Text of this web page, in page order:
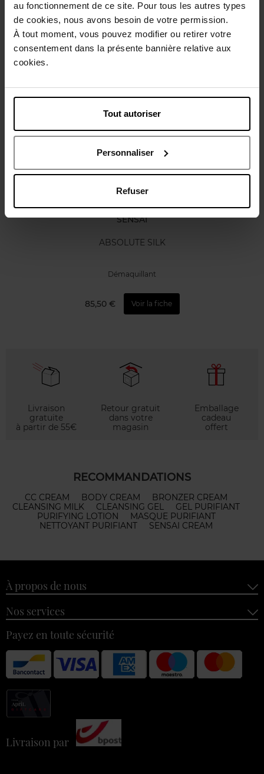
au fonctionnement de ce site. Pour tous les autres types
de cookies, nous avons besoin de votre permission.
À tout moment, vous pouvez modifier ou retirer votre
consentement dans la présente bannière relative aux
cookies.
Tout autoriser
Personnaliser
Refuser
Caractéristiques
Avis client
Vous aimerez peut-être
SENSAI
ABSOLUTE SILK
Démaquillant
85,50 € Voir la fiche
Livraison
gratuite
à partir de 55€
Retour gratuit
dans votre
magasin
Emballage
cadeau
offert
RECOMMANDATIONS
CC CREAM BODY CREAM
BRONZER CREAM
CLEANSING MILK
CLEANSING GEL
GEL PURIFIANT
PURIFYING LOTION
MASQUE PURIFIANT
NETTOYANT PURIFIANT
SENSAI CREAM
À propos de nous
Nos services
Payez en toute sécurité
Livraison par